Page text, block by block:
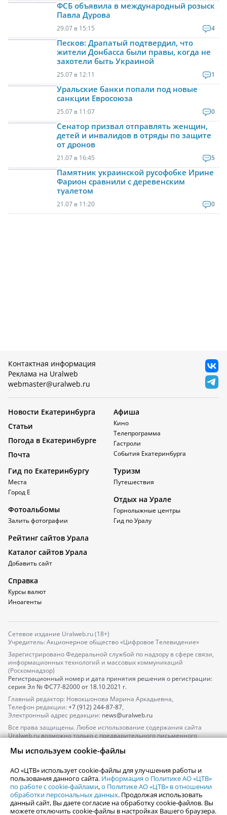
ФСБ объявила в международный розыск
Павла Дурова
29.07 в 15:15 4
Песков: Драпатый подтвердил, что
жители Донбасса были правы, когда не
захотели быть Украиной
25.07 в 12:11 1
Уральские банки попали под новые
санкции Евросоюза
25.07 в 11:07 0
Сенатор призвал отправлять женщин,
детей и инвалидов в отряды по защите
от дронов
21.07 в 16:45 5
Памятник украинской русофобке Ирине
Фарион сравнили с деревенским
туалетом
21.07 в 11:20 0
Контактная информация
Реклама на Uralweb
webmaster@uralweb.ru
Новости Екатеринбурга
Статьи
Погода в Екатеринбурге
Почта
Афиша
Кино
Телепрограмма
Гастроли
События Екатеринбурга
Гид по Екатеринбургу
Места
Город Е
Фотоальбомы
Залить фотографии
Туризм
Путешествия
Отдых на Урале
Горнолыжные центры
Гид по Уралу
Рейтинг сайтов Урала
Каталог сайтов Урала
Добавить сайт
Справка
Курсы валют
Иноагенты
Сетевое издание Uralweb.ru (18+)
Учредитель: Акционерное общество «Цифровое Телевидение»
Зарегистрировано Федеральной службой по надзору в сфере связи,
информационных технологий и массовых коммуникаций
(Роскомнадзор)
Регистрационный номер и дата принятия решения о регистрации:
серия Эл № ФС77-82000от 18.10.2021 г.
Главный редактор: Новокшонова Марина Аркадьевна,
Телефон редакции: +7 (912) 244-87-87,
Электронный адрес редакции: news@uralweb.ru
Все права защищены. Любое использование содержания сайта
Uralweb.ru возможно только с предварительного письменного
По вопросам размещения рекламы обращайтесь по тел.
По вопросам размещения информации в разделе «Афиша»
afisha@uralweb.ru
Пользовательское соглашение на использование сайта
Политика АО «ЦТВ» в отношении обработки персональных данных
Мы используем cookie-файлы
АО «ЦТВ» использует cookie-файлы для улучшения работы и
пользования данного сайта. Информация о Политике АО «ЦТВ»
по работе с cookie-файлами,о Политике АО «ЦТВ» в отношении
обработки персональных данных. Продолжая использовать
данный сайт, Вы даете согласие на обработку cookie-файлов. Вы
можете отключить cookie-файлы в настройках Вашего браузера.